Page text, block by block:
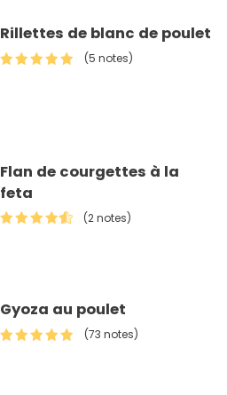
Rillettes de blanc de poulet
(5 notes)
Flan de courgettes à la
feta
(2 notes)
Gyoza au poulet
(73 notes)